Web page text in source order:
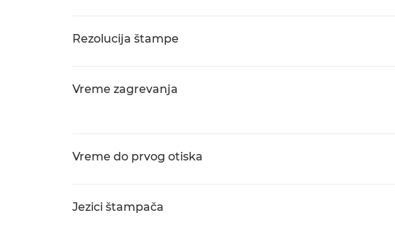
Rezolucija štampe
Vreme zagrevanja
Vreme do prvog otiska
Jezici štampača